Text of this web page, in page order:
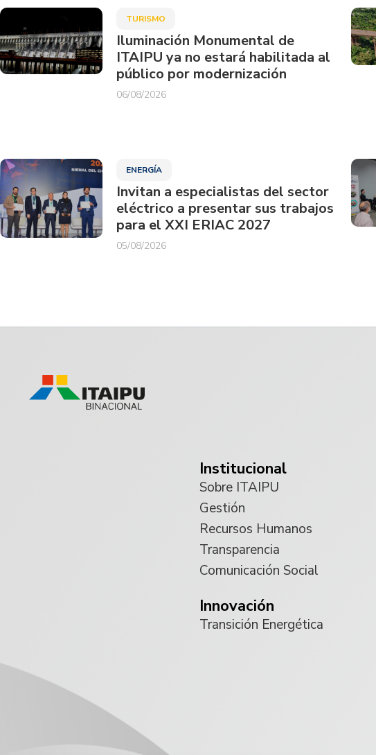
TURISMO
Iluminación Monumental de
ITAIPU ya no estará habilitada al
público por modernización
06/08/2026
ENERGÍA
Invitan a especialistas del sector
eléctrico a presentar sus trabajos
para el XXI ERIAC 2027
05/08/2026
Institucional
Sobre ITAIPU
Gestión
Recursos Humanos
Transparencia
Comunicación Social
Innovación
Transición Energética